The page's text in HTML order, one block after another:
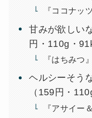
『ココナッ
甘みが欲しい
円・110g・
『はちみつ
ヘルシーそう
（159円・
『アサイー